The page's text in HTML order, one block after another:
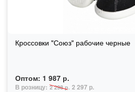
Кроссовки "Союз" рабочие черные
Оптом: 1 987 р.
В розницу: 2 298 р. 2 297 р.